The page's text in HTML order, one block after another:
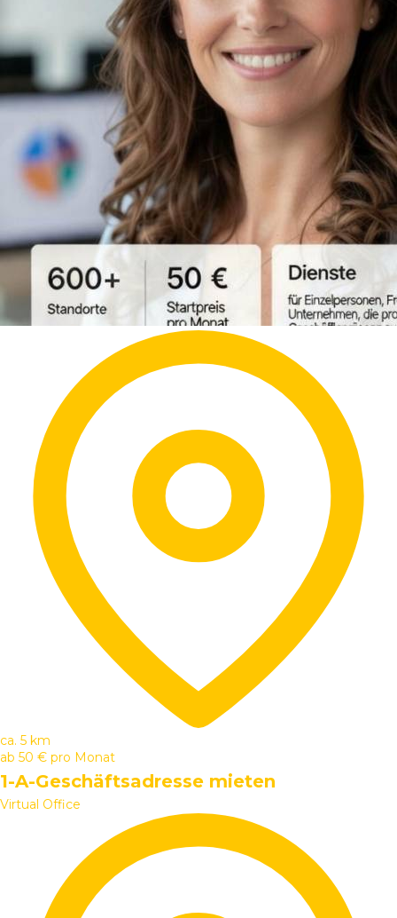
ca. 5 km
ab 50 € pro Monat
1-A-Geschäftsadresse mieten
Virtual Office